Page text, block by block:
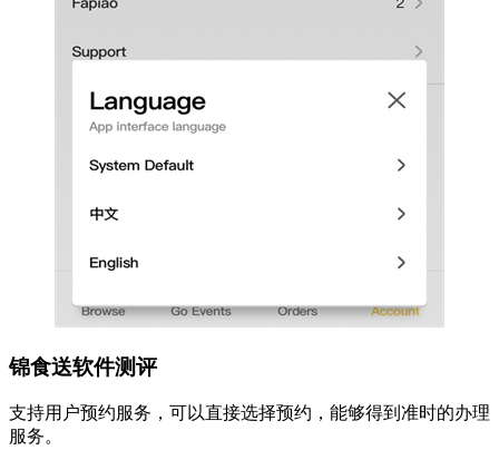
锦食送软件测评
支持用户预约服务，可以直接选择预约，能够得到准时的办理
服务。